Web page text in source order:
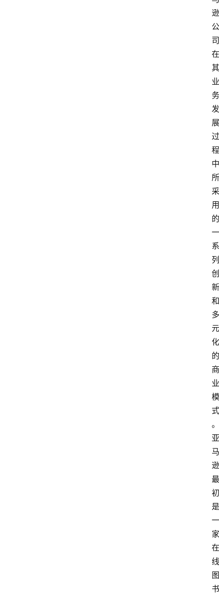
逊
公
司
在
其
业
务
发
展
过
程
中
所
采
用
的
一
系
列
创
新
和
多
元
化
的
商
业
模
式
。
亚
马
逊
最
初
是
一
家
在
线
图
书